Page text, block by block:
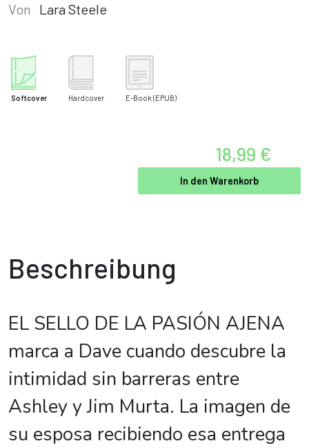
Von
Lara Steele
Softcover Hardcover E-Book (EPUB)
18,99 €
In den Warenkorb
Beschreibung
EL SELLO DE LA PASIÓN AJENA
marca a Dave cuando descubre la
intimidad sin barreras entre
Ashley y Jim Murta. La imagen de
su esposa recibiendo esa entrega